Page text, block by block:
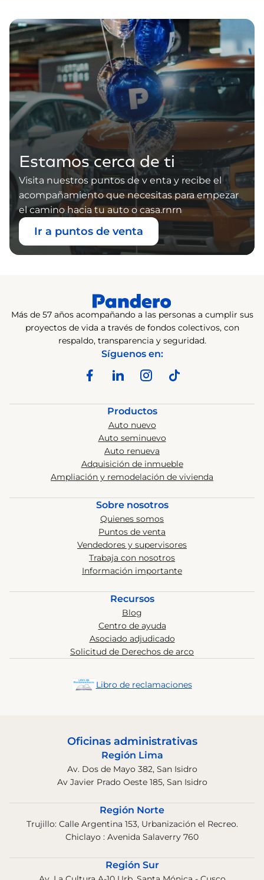
Estamos cerca de ti
Visita nuestros puntos de v enta y recibe el
acompañamiento que necesitas para empezar
el camino hacia tu auto o casa.rnrn
Ir a puntos de venta
Más de 57 años acompañando a las personas a cumplir sus
proyectos de vida a través de fondos colectivos, con
respaldo, transparencia y seguridad.
Síguenos en:
Productos
Auto nuevo
Auto seminuevo
Auto renueva
Adquisición de inmueble
Ampliación y remodelación de vivienda
Sobre nosotros
Quienes somos
Puntos de venta
Vendedores y supervisores
Trabaja con nosotros
Información importante
Recursos
Blog
Centro de ayuda
Asociado adjudicado
Solicitud de Derechos de arco
Libro de reclamaciones
Oficinas administrativas
Región Lima
Av. Dos de Mayo 382, San Isidro
Av Javier Prado Oeste 185, San Isidro
Región Norte
Trujillo: Calle Argentina 153, Urbanización el Recreo.
Chiclayo : Avenida Salaverry 760
Región Sur